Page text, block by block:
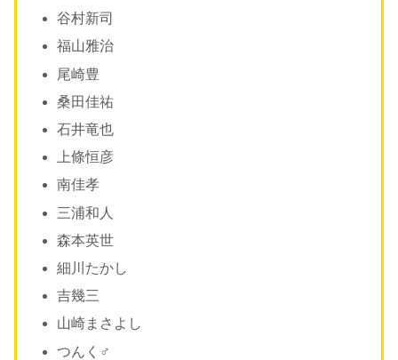
谷村新司
福山雅治
尾崎豊
桑田佳祐
石井竜也
上條恒彦
南佳孝
三浦和人
森本英世
細川たかし
吉幾三
山崎まさよし
つんく♂